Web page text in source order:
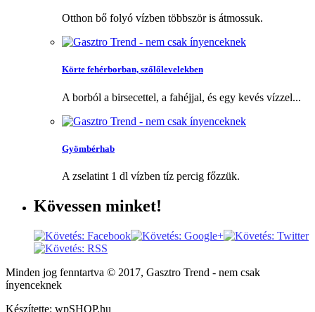
Otthon bő folyó vízben többször is átmossuk.
Körte fehérborban, szőlőlevelekben
A borból a birsecettel, a fahéjjal, és egy kevés vízzel...
Gyömbérhab
A zselatint 1 dl vízben tíz percig főzzük.
Kövessen minket!
Minden jog fenntartva © 2017, Gasztro Trend - nem csak
ínyenceknek
Készítette: wpSHOP.hu